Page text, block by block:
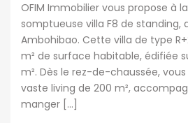
OFIM Immobilier vous propose à
somptueuse villa F8 de standing,
Ambohibao. Cette villa de type
m² de surface habitable, édifiée
m². Dès le rez-de-chaussée,
vaste living de 200 m²,
manger […]